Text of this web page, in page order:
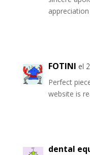
FOTINI el
Perfect
website is
dental